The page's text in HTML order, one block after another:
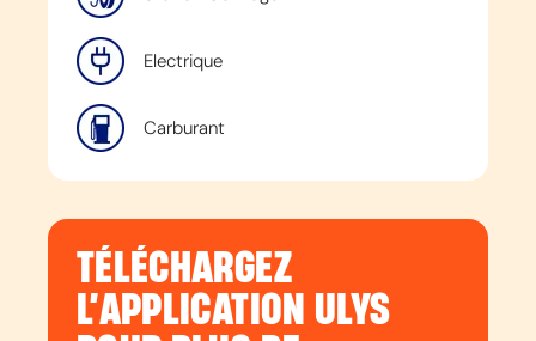
Electrique
Carburant
TÉLÉCHARGEZ
L’APPLICATION ULYS